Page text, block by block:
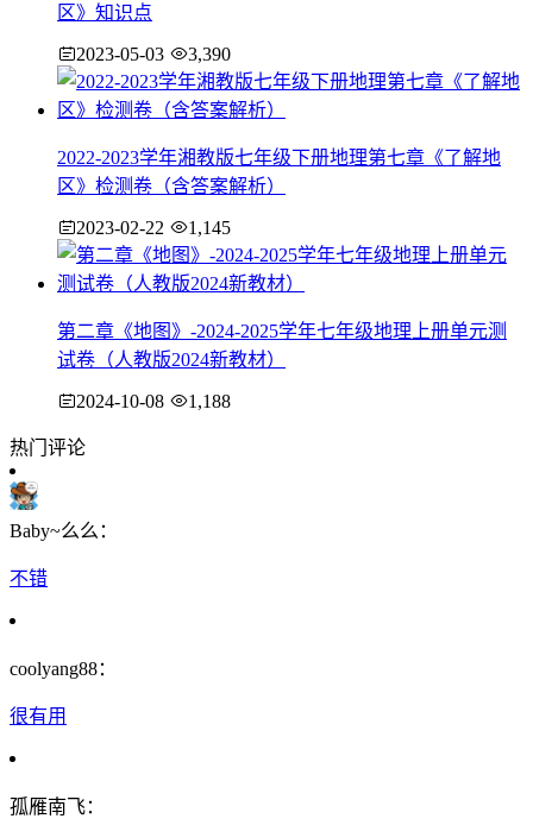
区》知识点
2023-05-03 3,390
2022-2023学年湘教版七年级下册地理第七章《了解地
区》检测卷（含答案解析）
2023-02-22 1,145
第二章《地图》-2024-2025学年七年级地理上册单元测
试卷（人教版2024新教材）
2024-10-08 1,188
热门评论
Baby~么么：
不错
coolyang88：
很有用
孤雁南飞：